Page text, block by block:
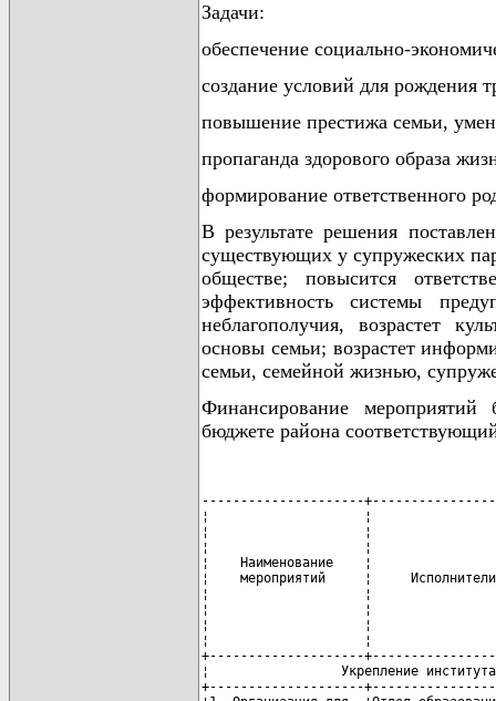
Задачи:
обеспечение социально-
создание условий для рождения
повышение престижа семьи,
пропаганда здорового образа
формирование ответственного
В результате решения
существующих у супружеских
обществе; повысится
эффективность системы
неблагополучия, возрастет
основы семьи; возрастет
семьи, семейной жизнью,
Финансирование мероприятий
бюджете района
---------------------+---------------------+-----------+-----------------------+-----------------+--------------
¦                    ¦                     ¦           ¦    Финансирование     ¦                 ¦             ¦
¦                    ¦                     ¦           ¦      (млн. руб.)      ¦                 ¦             ¦
¦                    ¦                     ¦           +-----+-----------------+                 ¦             ¦
¦    Наименование    ¦                     ¦   Срок    ¦     ¦   в том числе   ¦    Ожидаемый    ¦             ¦
¦    мероприятий     ¦     Исполнители     ¦исполнения,¦     ¦                 ¦    результат    ¦ Примечание  ¦
¦                    ¦                     ¦   годы    ¦всего+---------+-------+                 ¦             ¦
¦                    ¦                     ¦           ¦     ¦республи-¦местные¦                 ¦             ¦
¦                    ¦                     ¦           ¦     ¦ канский ¦бюджеты¦                 ¦             ¦
¦                    ¦                     ¦           ¦     ¦ бюджет  ¦       ¦                 ¦             ¦
+--------------------+---------------------+-----------+-----+---------+-------+-----------------+-------------+
¦                 Укрепление института семьи, формирование культуры брачно-семейных отношений                  ¦
+--------------------+---------------------+-----------+-----T---------+-------+-----------------+-------------+
¦1. Организация для  ¦Отдел образования    ¦2007 - 2010¦  -  ¦    -    ¦   -   ¦Повышение уровня ¦В пределах   ¦
¦учащихся средних    ¦Смолевичского        ¦           ¦     ¦         ¦       ¦информированности¦выделенных   ¦
¦школ и ПТУ-204      ¦районного            ¦           ¦     ¦         ¦       ¦молодежи по      ¦ассигнований ¦
¦встреч, консультаций¦исполнительного      ¦           ¦     ¦         ¦       ¦вопросам         ¦             ¦
¦с участием врачей-  ¦комитета             ¦           ¦     ¦         ¦       ¦подготовки к     ¦             ¦
¦специалистов        ¦(далее - отдел       ¦           ¦     ¦         ¦       ¦семейной жизни и ¦             ¦
¦(акушеров-          ¦образования          ¦           ¦     ¦         ¦       ¦ответственному   ¦             ¦
¦гинекологов,        ¦райисполкома),       ¦           ¦     ¦         ¦       ¦родительству     ¦             ¦
¦нарколога,          ¦учреждение           ¦           ¦     ¦         ¦       ¦                 ¦             ¦
¦дерматовенеролога,  ¦образования          ¦           ¦     ¦         ¦       ¦                 ¦             ¦
¦психиатра и др.) по ¦"Смолевичское        ¦           ¦     ¦         ¦       ¦                 ¦             ¦
¦различным аспектам  ¦государственное      ¦           ¦     ¦         ¦       ¦                 ¦             ¦
¦подготовки к        ¦профессионально-     ¦           ¦     ¦         ¦       ¦                 ¦             ¦
¦семейной жизни и    ¦техническое училище  ¦           ¦     ¦         ¦       ¦                 ¦             ¦
¦ответственности за  ¦N 204                ¦           ¦     ¦         ¦       ¦                 ¦             ¦
¦воспитание детей    ¦сельскохозяйственного¦           ¦     ¦         ¦       ¦